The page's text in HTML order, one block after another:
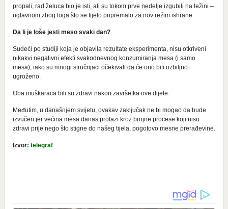
propali, rad želuca bio je isti, ali su tokom prve nedelje izgubili na težini –
uglavnom zbog toga što se tijelo pripremalo za nov režim ishrane.
Da li je loše jesti meso svaki dan?
Sudeći po studiji koja je objavila rezultate eksperimenta, nisu otkriveni
nikakvi negativni efekti svakodnevnog konzumiranja mesa (i samo
mesa), iako su mnogi stručnjaci očekivali da će ono biti ozbiljno
ugroženo.
Oba muškaraca bili su zdravi nakon završetka ove dijete.
Međutim, u današnjem svijetu, ovakav zaključak ne bi mogao da bude
izvučen jer većina mesa danas prolazi kroz brojne procese koji nisu
zdravi prije nego što stigne do našeg tijela, pogotovo mesne prerađevine.
Izvor: telegraf